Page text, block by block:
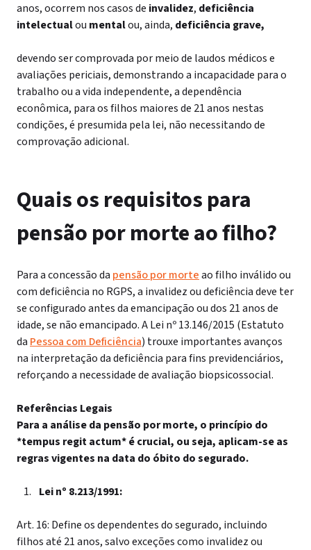
anos, ocorrem nos casos de invalidez, deficiência
intelectualou mentalou, ainda, deficiência grave,
devendo ser comprovada por meio de laudos médicos e
avaliações periciais, demonstrando a incapacidade para o
trabalho ou a vida independente, a dependência
econômica, para os filhos maiores de 21 anos nestas
condições, é presumida pela lei, não necessitando de
comprovação adicional.
Quais os requisitos para
pensão por morte ao filho?
Para a concessão da pensão por morteao filho inválido ou
com deficiência no RGPS, a invalidez ou deficiência deve ter
se configurado antes da emancipação ou dos 21 anos de
idade, se não emancipado. A Lei nº 13.146/2015 (Estatuto
da Pessoa com Deficiência) trouxe importantes avanços
na interpretação da deficiência para fins previdenciários,
reforçando a necessidade de avaliação biopsicossocial.
Referências Legais
Para a análise da pensão por morte, o princípio do
*tempus regit actum* é crucial, ou seja, aplicam-se as
regras vigentes na data do óbito do segurado.
Lei nº 8.213/1991:
Art. 16: Define os dependentes do segurado, incluindo
filhos até 21 anos, salvo exceções como invalidez ou